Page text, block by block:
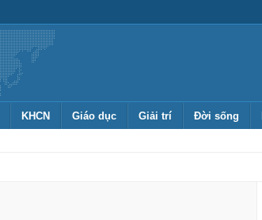
KHCN Giáo dục Giải trí Đời sống